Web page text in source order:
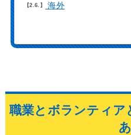
2.6. 海外
職業とボランティア